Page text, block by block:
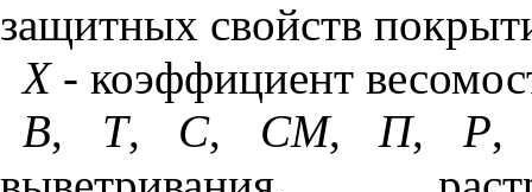
защитных свойств
X- коэффициент
В, Т, С, СМ,П, Р